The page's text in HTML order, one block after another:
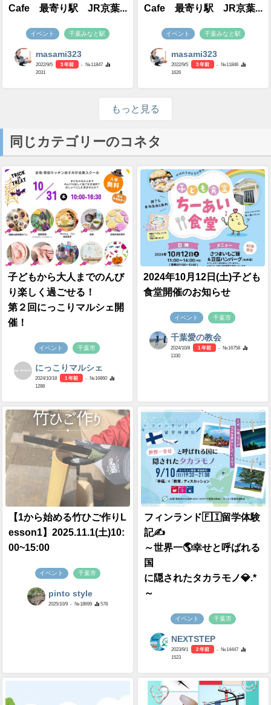
Cafe 最寄り駅 JR京葉...
イベント 千葉みなと駅
masami323
2022/9/5 3 年前
- №11847
2031
Cafe 最寄り駅 JR京葉...
イベント 千葉みなと駅
masami323
2022/9/5 3 年前
- №11846
1626
もっと見る
同じカテゴリーのコネタ
子どもから大人までのんび
り楽しく過ごせる！
第２回にっこりマルシェ開
催！
イベント 千葉市
にっこりマルシェ
2024/10/18 1 年前
- №16860
1288
2024年10月12日(土)子ども
食堂開催のお知らせ
イベント 千葉市
千葉愛の教会
2024/10/8 1 年前
- №16758
1330
【1から始める竹ひご作りL
esson1】2025.11.1(土)10:
00~15:00
イベント 千葉市
pinto style
2025/10/9 - №18699 578
フィンランド🇫🇮留学体験
記✍️
⁡～世界一🌎幸せと呼ばれる
国
に隠されたタカラモノ💎.*
～
イベント 千葉市
NEXTSTEP
2023/9/1 2 年前
- №14447
1523